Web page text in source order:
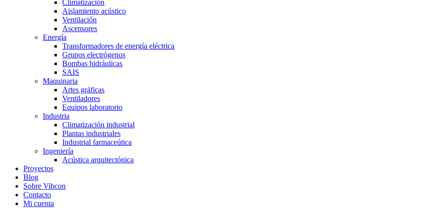
Climatización
Aislamiento acústico
Ventilación
Ascensores
Energía
Transformadores de energía eléctrica
Grupos electrógenos
Bombas hidráulicas
SAIS
Maquinaria
Artes gráficas
Ventiladores
Equipos laboratorio
Industria
Climatización industrial
Plantas industriales
Industrial farmaceútica
Ingeniería
Acústica arquitectónica
Proyectos
Blog
Sobre Vibcon
Contacto
Mi cuenta